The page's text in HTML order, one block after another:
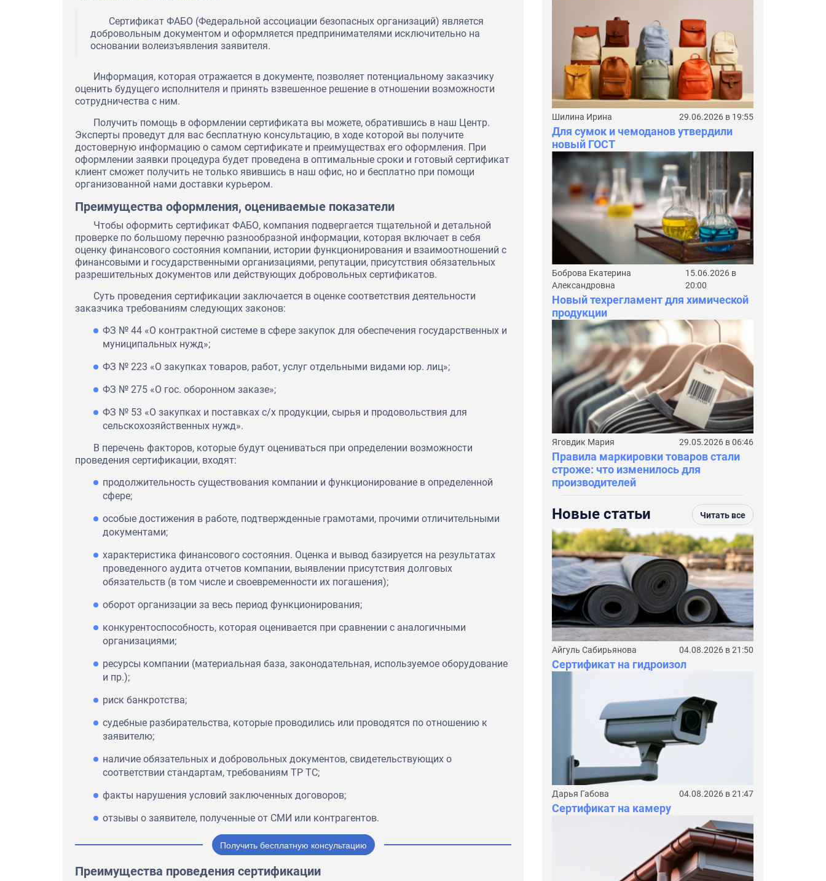
Сертификат ФАБО (Федеральной ассоциации безопасных организаций) является
добровольным документом и оформляется предпринимателями исключительно на
основании волеизъявления заявителя.
Информация, которая отражается в документе, позволяет потенциальному заказчику
оценить будущего исполнителя и принять взвешенное решение в отношении возможности
сотрудничества с ним.
Получить помощь в оформлении сертификата вы можете, обратившись в наш Центр.
Эксперты проведут для вас бесплатную консультацию, в ходе которой вы получите
достоверную информацию о самом сертификате и преимуществах его оформления. При
оформлении заявки процедура будет проведена в оптимальные сроки и готовый сертификат
клиент сможет получить не только явившись в наш офис, но и бесплатно при помощи
организованной нами доставки курьером.
Преимущества оформления, оцениваемые показатели
Чтобы оформить сертификат ФАБО, компания подвергается тщательной и детальной
проверке по большому перечню разнообразной информации, которая включает в себя
оценку финансового состояния компании, истории функционирования и взаимоотношений с
финансовыми и государственными организациями, репутации, присутствия обязательных
разрешительных документов или действующих добровольных сертификатов.
Суть проведения сертификации заключается в оценке соответствия деятельности
заказчика требованиям следующих законов:
ФЗ № 44 «О контрактной системе в сфере закупок для обеспечения государственных и
муниципальных нужд»;
ФЗ № 223 «О закупках товаров, работ, услуг отдельными видами юр. лиц»;
ФЗ № 275 «О гос. оборонном заказе»;
ФЗ № 53 «О закупках и поставках с/х продукции, сырья и продовольствия для
сельскохозяйственных нужд».
В перечень факторов, которые будут оцениваться при определении возможности
проведения сертификации, входят:
продолжительность существования компании и функционирование в определенной
сфере;
особые достижения в работе, подтвержденные грамотами, прочими отличительными
документами;
характеристика финансового состояния. Оценка и вывод базируется на результатах
проведенного аудита отчетов компании, выявлении присутствия долговых
обязательств (в том числе и своевременности их погашения);
оборот организации за весь период функционирования;
конкурентоспособность, которая оценивается при сравнении с аналогичными
организациями;
ресурсы компании (материальная база, законодательная, используемое оборудование
и пр.);
риск банкротства;
судебные разбирательства, которые проводились или проводятся по отношению к
заявителю;
наличие обязательных и добровольных документов, свидетельствующих о
соответствии стандартам, требованиям ТР ТС;
факты нарушения условий заключенных договоров;
отзывы о заявителе, полученные от СМИ или контрагентов.
Получить бесплатную консультацию
Преимущества проведения сертификации
Шилина Ирина 29.06.2026 в 19:55
Для сумок и чемоданов утвердили
новый ГОСТ
Боброва Екатерина
Александровна
15.06.2026 в
20:00
Новый техрегламент для химической
продукции
Яговдик Мария 29.05.2026 в 06:46
Правила маркировки товаров стали
строже: что изменилось для
производителей
Новые статьи Читать все
Айгуль Сабирьянова 04.08.2026 в 21:50
Сертификат на гидроизол
Дарья Габова 04.08.2026 в 21:47
Сертификат на камеру